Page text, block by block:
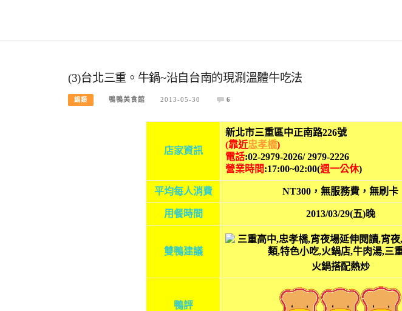
(3)台北三重。牛鍋~沿自台南的現涮溫體牛吃法
鍋類 鴨鴨美食館 2013-05-30 6
店家資訊
新北市三重區中正南路226號
(靠近忠孝橋)
電話:02-2979-2026/ 2979-2226
營業時間:17:00~02:00(週一公休)
平均每人消費 NT300，無服務費，無刷卡
用餐時間 2013/03/29(五)晚
雙鴨建議
火鍋搭配熱炒
鴨評